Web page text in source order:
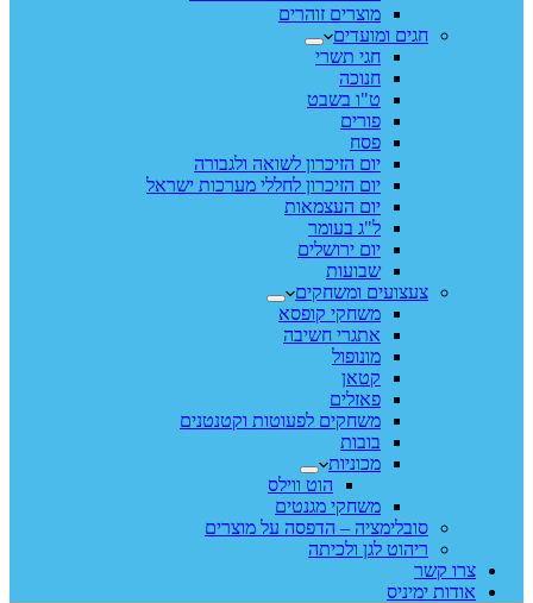
מוצרים זוהרים
חגים ומועדים
חגי תשרי
חנוכה
ט"ו בשבט
פורים
פסח
יום הזיכרון לשואה ולגבורה
יום הזיכרון לחללי מערכות ישראל
יום העצמאות
ל"ג בעומר
יום ירושלים
שבועות
צעצועים ומשחקים
משחקי קופסא
אתגרי חשיבה
מונופול
קטאן
פאזלים
משחקים לפעוטות וקטנטנים
בובות
מכוניות
הוט ווילס
משחקי מגנטים
סובלימציה – הדפסה על מוצרים
ריהוט לגן ולכיתה
צרו קשר
אודות ימיניס